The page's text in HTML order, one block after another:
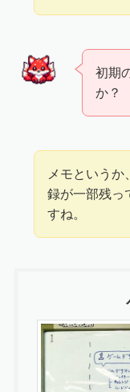
初期
か？
メモという
録が一部残っ
すね。